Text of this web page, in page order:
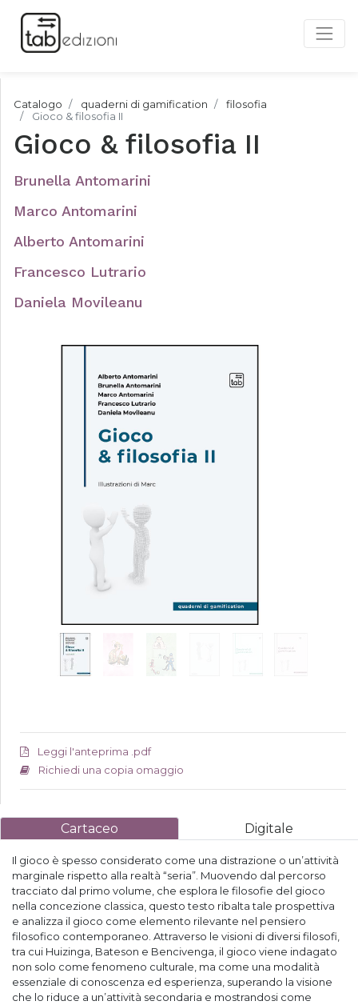
Catalogo quaderni di gamification
filosofia
Gioco & filosofia II
Gioco & filosofia II
Brunella Antomarini
Marco Antomarini
Alberto Antomarini
Francesco Lutrario
Daniela Movileanu
Leggi l'anteprima .pdf
Richiedi una copia omaggio
Cartaceo Digitale
Il gioco è spesso considerato come una distrazione o un’attività
marginale rispetto alla realtà “seria”. Muovendo dal percorso
tracciato dal primo volume, che esplora le filosofie del gioco
nella concezione classica, questo testo ribalta tale prospettiva
e analizza il gioco come elemento rilevante nel pensiero
filosofico contemporaneo. Attraverso le visioni di diversi filosofi,
tra cui Huizinga, Bateson e Bencivenga, il gioco viene indagato
non solo come fenomeno culturale, ma come una modalità
essenziale di conoscenza ed esperienza, superando la visione
che lo riduce a un’attività secondaria e mostrandosi come